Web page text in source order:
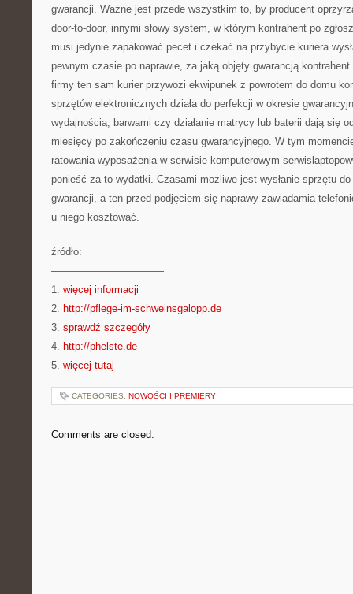
gwarancji. Ważne jest przede wszystkim to, by producent
door-to-door, innymi słowy system, w którym kontrahent po
musi jedynie zapakować pecet i czekać na przybycie kuriera
pewnym czasie po naprawie, za jaką objęty gwarancją
firmy ten sam kurier przywozi ekwipunek z powrotem do domu
sprzętów elektronicznych działa do perfekcji w okresie
wydajnością, barwami czy działanie matrycy lub baterii dają się
miesięcy po zakończeniu czasu gwarancyjnego. W tym
ratowania wyposażenia w serwisie komputerowym
ponieść za to wydatki. Czasami możliwe jest wysłanie sprzętu
gwarancji, a ten przed podjęciem się naprawy zawiadamia
u niego kosztować.
źródło:
———————————
1. więcej informacji
2. http://pflege-im-schweinsgalopp.de
3. sprawdź szczegóły
4. http://phelste.de
5. więcej tutaj
CATEGORIES: NOWOŚCI I PREMIERY
Comments are closed.